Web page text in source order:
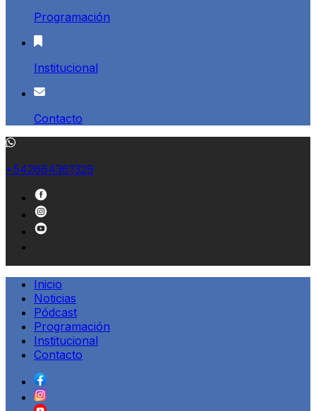
Programación
Institucional
Contacto
+542664361329
Inicio
Noticias
Pódcast
Programación
Institucional
Contacto